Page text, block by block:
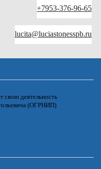
+7953-376-96-65
lucita@luciastonesspb.ru
свою деятельность
(ОГРНИП)